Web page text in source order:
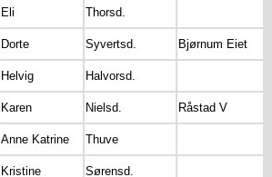
Eli
Thorsd.
Dorte Syvertsd.
Bjørnum Eiet
Helvig
Halvorsd.
Karen Nielsd.
Råstad V
Anne Katrine
Thuve
Kristine Sørensd.